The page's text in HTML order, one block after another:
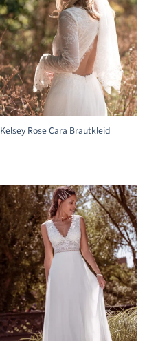
Kelsey Rose Cara Brautkleid